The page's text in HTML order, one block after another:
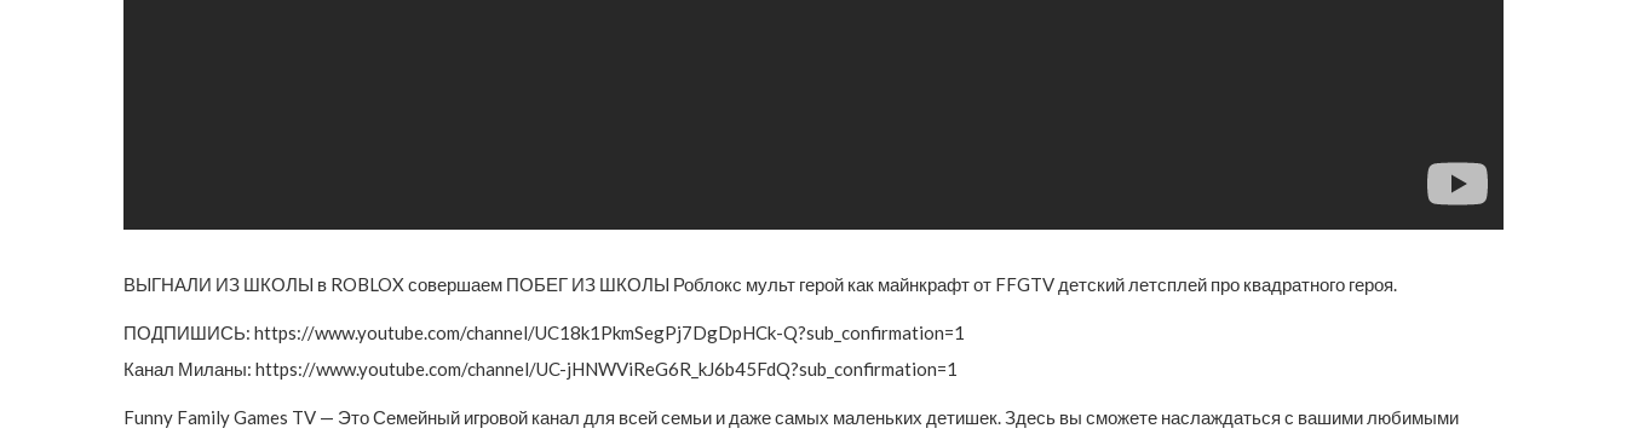
ВЫГНАЛИ ИЗ ШКОЛЫ в ROBLOX совершаем ПОБЕГ ИЗ ШКОЛЫ Роблокс мульт герой как майнкрафт от FFGTV детский летсплей про квадратного героя.
ПОДПИШИСЬ: https://www.youtube.com/channel/UC18k1PkmSegPj7DgDpHCk-Q?sub_confirmation=1
Канал Миланы: https://www.youtube.com/channel/UC-jHNWViReG6R_kJ6b45FdQ?sub_confirmation=1
Funny Family Games TV — Это Семейный игровой канал для всей семьи и даже самых маленьких детишек. Здесь вы сможете наслаждаться с вашими любимыми